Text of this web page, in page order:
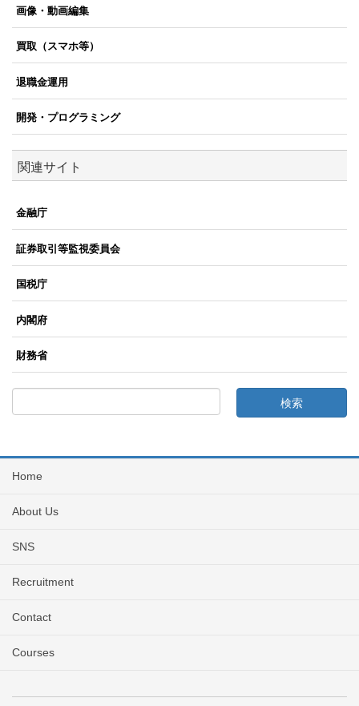
画像・動画編集
買取（スマホ等）
退職金運用
開発・プログラミング
関連サイト
金融庁
証券取引等監視委員会
国税庁
内閣府
財務省
Home
About Us
SNS
Recruitment
Contact
Courses